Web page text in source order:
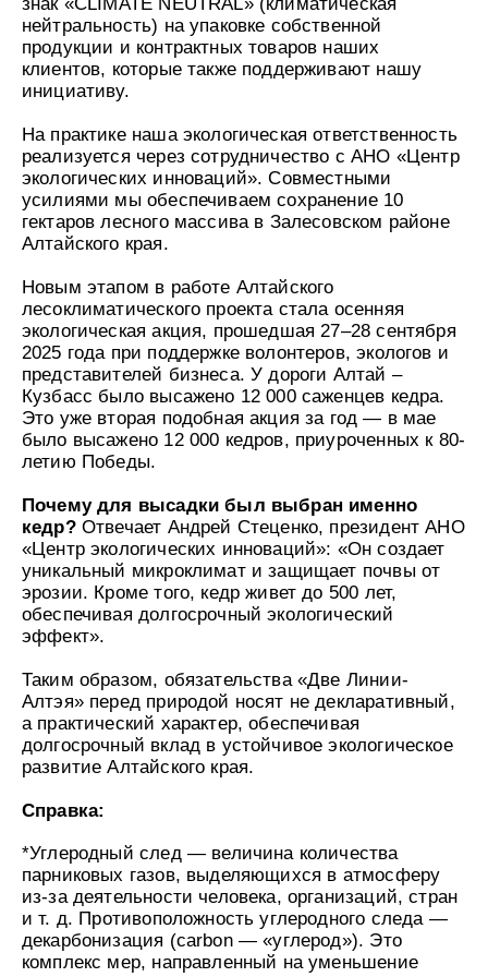
ЛИЧНЫЙ КАБИНЕТ
МЫ РЕКОМЕНДУЕМ
Подарочный набор для волос
"Комплексный уход" Силапант
Крем для
Пенка для умывания Силапант
CLIODERM
Крем
к
т
н
е
и
з
в
о
д
т
п
т
о
в
и
а
м
КОНТАКТЫ
ЛИЧНЫЙ КАБИНЕТ
МЫ РЕКОМЕНДУЕМ
УХОД ЗА ВОЛОСАМИ
Подарочный набор для волос
"Комплексный уход" Силапант
CLIODERM
Крем для
кожи ClioDerm
ALTAI BIO PREMIUM Зубная
мультикомплекс 5 в 1 с
минералами Алтайбио
воздействия ClioDerm
CLIODERM
Крем для проблемной кожи
для волос
Силапант
для кожи вокруг
УХОД ЗА ЛИЦОМ
Крем для лица
пептидами Silapant PeptidExpert
гигиены Силапант
трещин смягчающий
Altai
УХОД ЗА НОГАМИ
Подарочный фитокомплекс для
кожей рук и ног Силапант
- масло
аптечка
Активайс фитогель двойного
охлаждающе-разогревающий
аптечка
«Легендарное Сибиркое»
увлажняющий
ДЕТСКАЯ СЕРИЯ
Шампунь-пенка для купания
"Для тебя" Алтайбио
ПОДАРОЧНЫЕ НАБОРЫ
Набор для лица "Интенсивный
нейтральность) на упаковке собственной
продукции и контрактных товаров наших
клиентов, которые также поддерживают нашу
инициативу.
На практике наша экологическая ответственность
реализуется через сотрудничество с АНО «Центр
экологических инноваций». Совместными
усилиями мы обеспечиваем сохранение 10
гектаров лесного массива в Залесовском районе
Алтайского края.
Новым этапом в работе Алтайского
лесоклиматического проекта стала осенняя
экологическая акция, прошедшая 27–28 сентября
2025 года при поддержке волонтеров, экологов и
представителей бизнеса. У дороги Алтай –
Кузбасс было высажено 12 000 саженцев кедра.
Это уже вторая подобная акция за год — в мае
было высажено 12 000 кедров, приуроченных к 80-
летию Победы.
Почему для высадки был выбран именно
кедр?Отвечает Андрей Стеценко, президент АНО
«Центр экологических инноваций»: «Он создает
уникальный микроклимат и защищает почвы от
эрозии. Кроме того, кедр живет до 500 лет,
обеспечивая долгосрочный экологический
эффект».
Таким образом, обязательства «Две Линии-
Алтэя» перед природой носят не декларативный,
а практический характер, обеспечивая
долгосрочный вклад в устойчивое экологическое
развитие Алтайского края.
Справка:
*Углеродный след — величина количества
парниковых газов, выделяющихся в атмосферу
из-за деятельности человека, организаций, стран
и т. д. Противоположность углеродного следа —
декарбонизация (carbon — «углерод»). Это
комплекс мер, направленный на уменьшение